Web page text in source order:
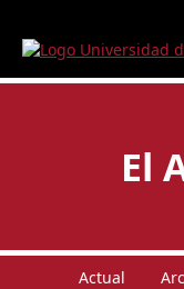
El
Actual